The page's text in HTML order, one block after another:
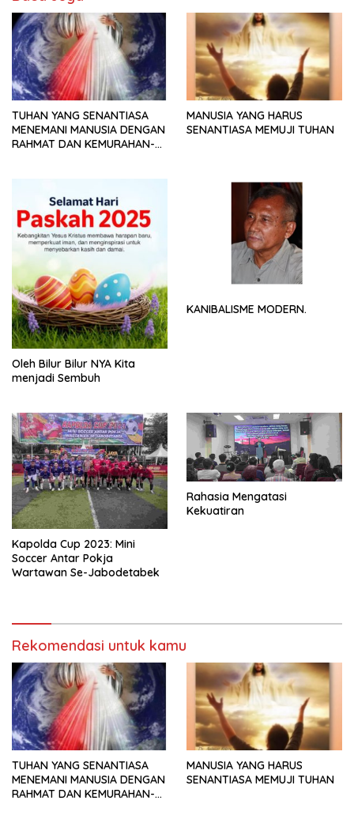
TUHAN YANG SENANTIASA
MENEMANI MANUSIA DENGAN
RAHMAT DAN KEMURAHAN-
MANUSIA YANG HARUS
SENANTIASA MEMUJI TUHAN
Oleh Bilur Bilur NYA Kita
menjadi Sembuh
KANIBALISME MODERN.
Kapolda Cup 2023: Mini
Soccer Antar Pokja
Wartawan Se-Jabodetabek
Rahasia Mengatasi
Kekuatiran
Rekomendasi untuk kamu
TUHAN YANG SENANTIASA
MENEMANI MANUSIA DENGAN
RAHMAT DAN KEMURAHAN-
MANUSIA YANG HARUS
SENANTIASA MEMUJI TUHAN